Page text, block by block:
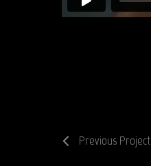
Previous Project